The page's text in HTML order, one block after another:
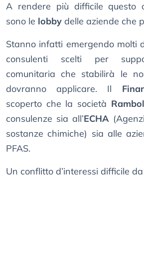
A rendere più difficile questo
sono le lobby delle aziende che
Stanno infatti emergendo molti
consulenti scelti per
comunitaria che stabilirà le
dovranno applicare. Il
scoperto che la società
consulenze sia all’ECHA
sostanze chimiche) sia alle
PFAS.
Un conflitto d’interessi difficile